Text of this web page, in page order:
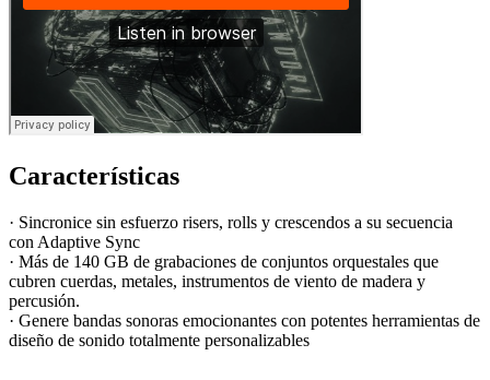
Características
· Sincronice sin esfuerzo risers, rolls y crescendos a su secuencia
con Adaptive Sync
· Más de 140 GB de grabaciones de conjuntos orquestales que
cubren cuerdas, metales, instrumentos de viento de madera y
percusión.
· Genere bandas sonoras emocionantes con potentes herramientas de
diseño de sonido totalmente personalizables